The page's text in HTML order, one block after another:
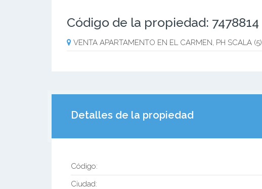
Código de la propiedad: 7478814
VENTA APARTAMENTO EN EL CARMEN, PH SCALA (5)
Detalles de la propiedad
Código:
Ciudad: